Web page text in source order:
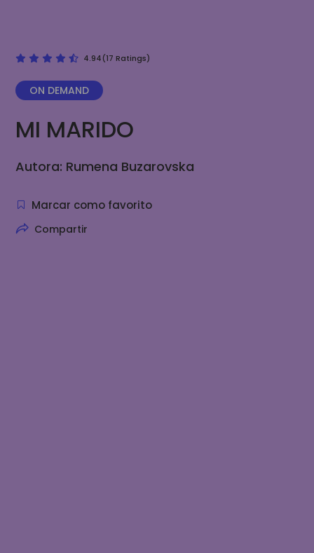
4.94(17 Ratings)
ON DEMAND
MI MARIDO
Autora: Rumena Buzarovska
Marcar como favorito
Compartir